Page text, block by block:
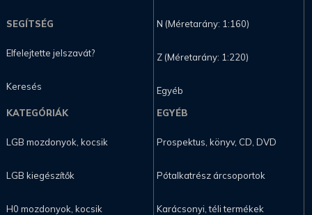
SEGÍTSÉG
Elfelejtette jelszavát?
Keresés
N (Méretarány: 1:160)
Z (Méretarány: 1:220)
Egyéb
KATEGÓRIÁK
LGB mozdonyok, kocsik
LGB kiegészítők
H0 mozdonyok, kocsik
EGYÉB
Prospektus, könyv, CD, DVD
Pótalkatrész árcsoportok
Karácsonyi, téli termékek